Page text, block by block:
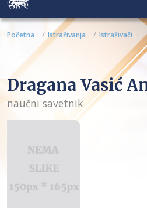
Početna Istraživanja Istraživači
Dragana Vasić
naučni savetnik